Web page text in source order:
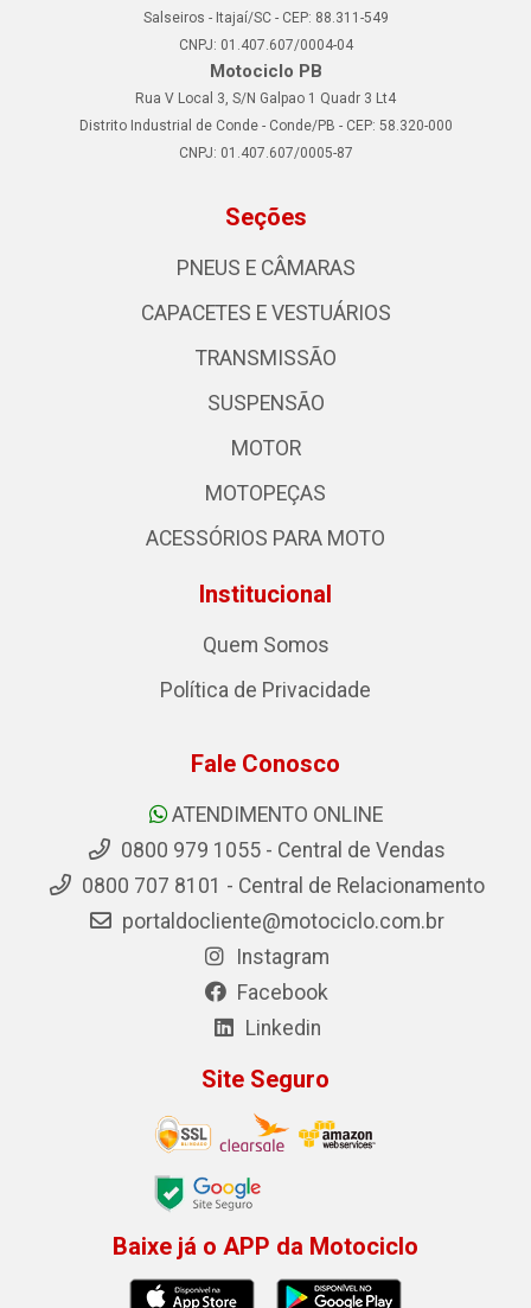
Salseiros - Itajaí/SC - CEP: 88.311-549
CNPJ: 01.407.607/0004-04
Motociclo PB
Rua V Local 3, S/N Galpao 1 Quadr 3 Lt4
Distrito Industrial de Conde - Conde/PB - CEP: 58.320-000
CNPJ: 01.407.607/0005-87
Seções
PNEUS E CÂMARAS
CAPACETES E VESTUÁRIOS
TRANSMISSÃO
SUSPENSÃO
MOTOR
MOTOPEÇAS
ACESSÓRIOS PARA MOTO
Institucional
Quem Somos
Política de Privacidade
Fale Conosco
ATENDIMENTO ONLINE
0800 979 1055 - Central de Vendas
0800 707 8101 - Central de Relacionamento
portaldocliente@motociclo.com.br
Instagram
Facebook
Linkedin
Site Seguro
Baixe já o APP da Motociclo